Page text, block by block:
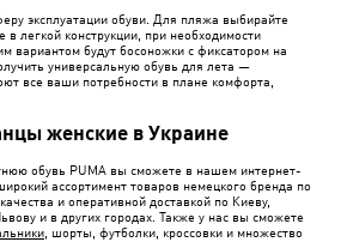
эксплуатации обуви. Для пляжа выбирайте
легкой конструкции, при необходимости
вариантом будут босоножки с фиксатором на
универсальную обувь для лета —
все ваши потребности в плане комфорта,
женские в Украине
обувь PUMA вы сможете в нашем интернет-
ассортимент товаров немецкого бренда по
и оперативной доставкой по Киеву,
и в других городах. Также у нас вы сможете
, шорты, футболки, кроссовки и множество